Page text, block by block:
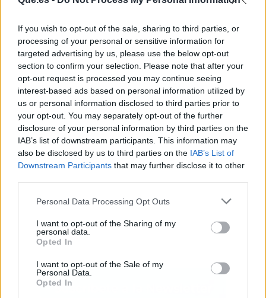
If you wish to opt-out of the sale, sharing to third parties, or
processing of your personal or sensitive information for
targeted advertising by us, please use the below opt-out
section to confirm your selection. Please note that after your
opt-out request is processed you may continue seeing
interest-based ads based on personal information utilized by
us or personal information disclosed to third parties prior to
your opt-out. You may separately opt-out of the further
disclosure of your personal information by third parties on the
IAB’s list of downstream participants. This information may
also be disclosed by us to third parties on the IAB’s List of
Downstream Participants that may further disclose it to other
Personal Data Processing Opt Outs
I want to opt-out of the Sharing of my
personal data.
Opted In
I want to opt-out of the Sale of my
Personal Data.
Opted In
Publicidad